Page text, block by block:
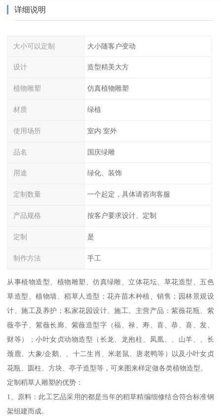
详细说明
大小可以定制 大小随客户变动
设计 造型精美大方
植物雕塑 仿真植物雕塑
材质 绿植
使用场所 室内 室外
品名 国庆绿雕
用途 绿化、装饰
定制数量 一个起定，具体请咨询客服
产品规格 按客户要求设计、定制
定制 是
制作方法 手工
从事植物造型、植物雕塑、仿真绿雕、立体花坛、草花造型、五色
草造型、植物墙、稻草人造型；花卉苗木种植、销售；园林景观设
计、施工及养护；私家花园设计、施工。主营产品：紫薇花瓶、紫
薇亭子、紫薇长廊、紫薇造型字（福、禄、寿、喜、恭、喜、发、
财等）；小叶女贞动物造型（长龙、龙抱柱、凤凰、、山羊、、长
颈鹿、大象/企鹅、、十二生肖、米老鼠、唐老鸭等）以及小叶女贞
花瓶、圆柱、方块、亭子造型等，可来图来样定做各类植物造型。
定制稻草人雕塑的优势：
1、原料：此工艺品采用的都是当年的稻草精编细修结合符合标准钢
架组建而成。